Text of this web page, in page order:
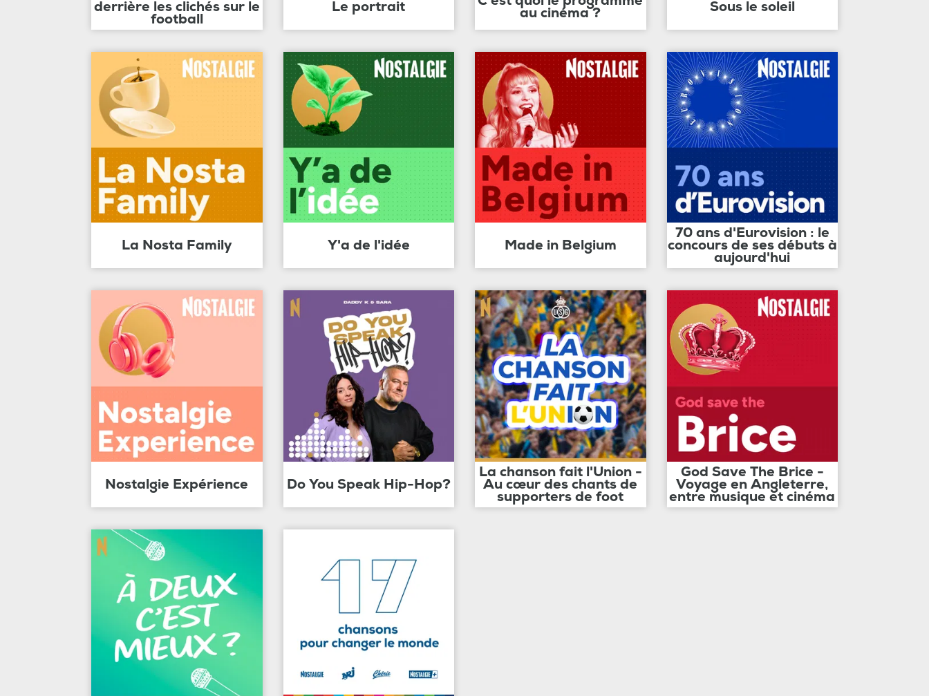
derrière les clichés sur le
football
Le portrait au cinéma ? Sous le soleil
La Nosta Family Y'a de l'idée Made in Belgium
70 ans d'Eurovision : le
concours de ses débuts à
aujourd'hui
Nostalgie Expérience Do You Speak Hip-Hop?
La chanson fait l'Union -
Au cœur des chants de
supporters de foot
God Save The Brice -
Voyage en Angleterre,
entre musique et cinéma